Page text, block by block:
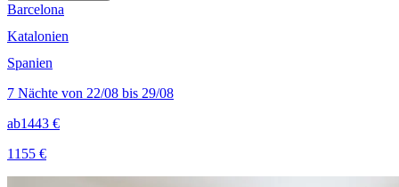
Barcelona
Katalonien
Spanien
7 Nächte von 22/08 bis 29/08
ab1443 €
1155 €